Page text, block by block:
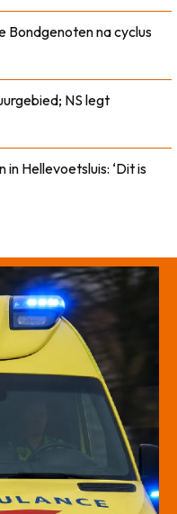
Bondgenoten na cyclus
NS legt
Hellevoetsluis: ‘Dit is